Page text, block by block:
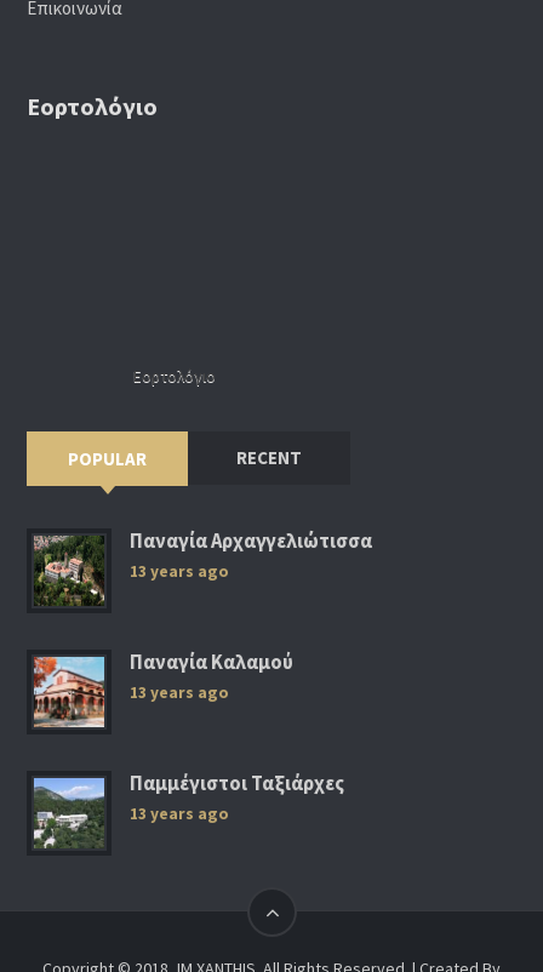
Επικοινωνία
Εορτολόγιο
Εορτολόγιο
POPULAR RECENT
Παναγία Αρχαγγελιώτισσα
13 years ago
Παναγία Καλαμού
13 years ago
Παμμέγιστοι Ταξιάρχες
13 years ago